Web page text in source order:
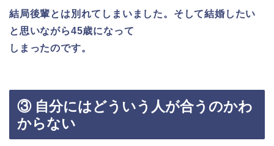
結局後輩とは別れてしまいました。そして結婚したい
と思いながら45歳になって
しまったのです。
③ 自分にはどういう人が合うのかわ
からない